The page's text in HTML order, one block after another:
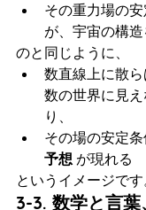
その重力場の
が、宇宙の構
のと同じように、
数直線上に散ら
数の世界に見
り、
その場の安定
予想 が現れる
というイメージです
3-3. 数学と言